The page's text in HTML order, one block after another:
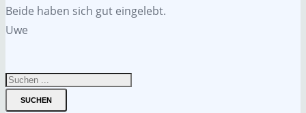
Beide haben sich gut eingelebt.
Uwe
SUCHEN